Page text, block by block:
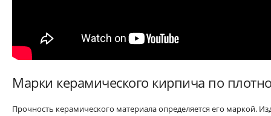
Марки керамического кирпича по
Прочность керамического материала определяется его маркой.